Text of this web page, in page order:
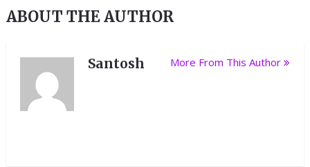
ABOUT THE AUTHOR
Santosh More From This Author